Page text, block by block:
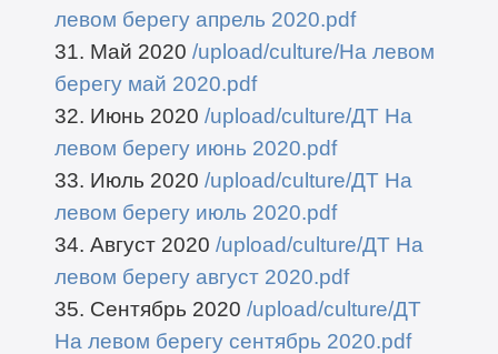
левом берегу апрель 2020.pdf
31. Май 2020 /upload/culture/На левом
берегу май 2020.pdf
32. Июнь 2020 /upload/culture/ДТ На
левом берегу июнь 2020.pdf
33. Июль 2020 /upload/culture/ДТ На
левом берегу июль 2020.pdf
34. Август 2020 /upload/culture/ДТ На
левом берегу август 2020.pdf
35. Сентябрь 2020 /upload/culture/ДТ
На левом берегу сентябрь 2020.pdf